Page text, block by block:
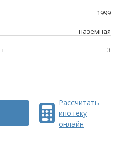
1999
наземная
3
Рассчитать
ипотеку
онлайн